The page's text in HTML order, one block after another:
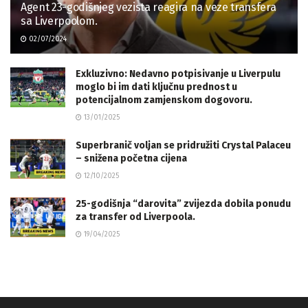
Agent 23-godišnjeg vezista reagira na veze transfera
sa Liverpoolom.
02/07/2024
Exkluzivno: Nedavno potpisivanje u Liverpulu
moglo bi im dati ključnu prednost u
potencijalnom zamjenskom dogovoru.
13/01/2025
Superbranič voljan se pridružiti Crystal Palaceu
– snižena početna cijena
12/10/2025
25-godišnja “darovita” zvijezda dobila ponudu
za transfer od Liverpoola.
19/04/2025